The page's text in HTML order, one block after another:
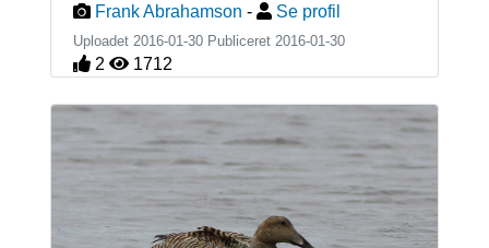
Frank Abrahamson - Se profil
Uploadet 2016-01-30 Publiceret 2016-01-30
2 1712